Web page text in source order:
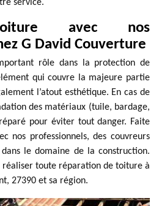
service.
avec nos
G David Couverture
rôle dans la protection de
qui couvre la majeure partie
l’atout esthétique. En cas de
des matériaux (tuile, bardage,
pour éviter tout danger. Faite
nos professionnels, des couvreurs
le domaine de la construction.
réaliser toute réparation de toiture à
27390 et sa région.